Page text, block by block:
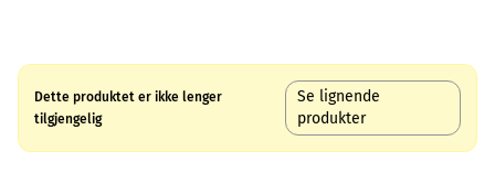
Dette produktet er ikke lenger
tilgjengelig
Se lignende
produkter